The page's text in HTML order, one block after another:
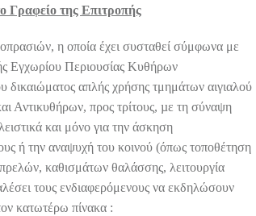
Γραφείο της Επιτροπής
η οποία έχει συσταθεί σύμφωνα με
Εγχωρίου Περιουσίας Κυθήρων
απλής χρήσης τμημάτων αιγιαλού
Αντικυθήρων, προς τρίτους, µε τη σύναψη
και μόνο για την άσκηση
ή την αναψυχή του κοινού (όπως τοποθέτηση
καθισμάτων θαλάσσης, λειτουργία
τους ενδιαφερόμενους να εκδηλώσουν
κατωτέρω πίνακα :